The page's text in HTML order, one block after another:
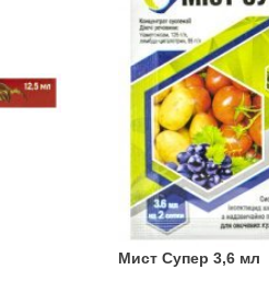
Мист Супер 3,6 мл